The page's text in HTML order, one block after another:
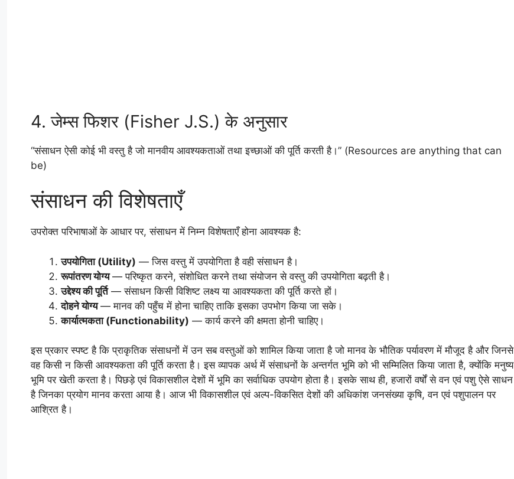
4. जेम्स फिशर (Fisher J.S.) के अनुसार
“संसाधन ऐसी कोई भी वस्तु है जो मानवीय आवश्यकताओं तथा इच्छाओं की पूर्ति करती है।” (Resources are anything that can
be)
संसाधन की विशेषताएँ
उपरोक्त परिभाषाओं के आधार पर, संसाधन में निम्न विशेषताएँ होना आवश्यक है:
उपयोगिता (Utility) — जिस वस्तु में उपयोगिता है वही संसाधन है।
रूपांतरण योग्य— परिष्कृत करने, संशोधित करने तथा संयोजन से वस्तु की उपयोगिता बढ़ती है।
उद्देश्य की पूर्ति— संसाधन किसी विशिष्ट लक्ष्य या आवश्यकता की पूर्ति करते हों।
दोहने योग्य— मानव की पहुँच में होना चाहिए ताकि इसका उपभोग किया जा सके।
कार्यात्मकता (Functionability) — कार्य करने की क्षमता होनी चाहिए।
इस प्रकार स्पष्ट है कि प्राकृतिक संसाधनों में उन सब वस्तुओं को शामिल किया जाता है जो मानव के भौतिक पर्यावरण में मौजूद है और जिनसे
वह किसी न किसी आवश्यकता की पूर्ति करता है। इस व्यापक अर्थ में संसाधनों के अन्तर्गत भूमि को भी सम्मिलित किया जाता है, क्योंकि मनुष्य
भूमि पर खेती करता है। पिछड़े एवं विकासशील देशों में भूमि का सर्वाधिक उपयोग होता है। इसके साथ ही, हजारों वर्षों से वन एवं पशु ऐसे साधन
है जिनका प्रयोग मानव करता आया है। आज भी विकासशील एवं अल्प-विकसित देशों की अधिकांश जनसंख्या कृषि, वन एवं पशुपालन पर
आश्रित है।